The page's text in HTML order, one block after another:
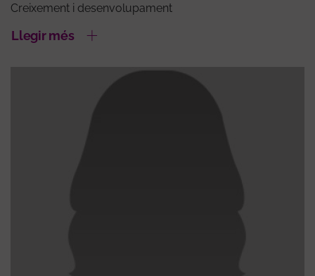
Creixement i desenvolupament
Llegir més